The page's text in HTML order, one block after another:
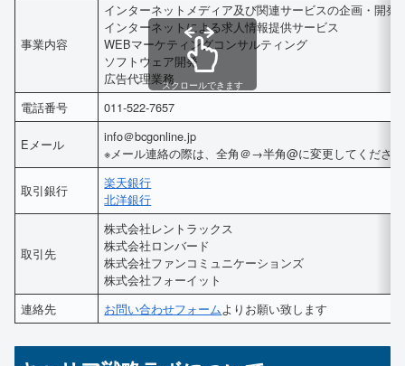
事業内容
インターネットメディア及び関連サービスの企画・開発
インターネットによる求人情報提供サービス
WEBマーケティングコンサルティング
ソフトウェア開発
広告代理業務
電話番号
011-522-7657
Eメール
info＠bcgonline.jp
※メール連絡の際は、全角＠→半角@に変更してください
取引銀行
楽天銀行
北洋銀行
取引先
株式会社レントラックス
株式会社ロンバード
株式会社ファンコミュニケーションズ
株式会社フォーイット
連絡先
お問い合わせフォームよりお願い致します
スクロールできます